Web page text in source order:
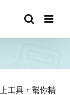
工具，幫你精